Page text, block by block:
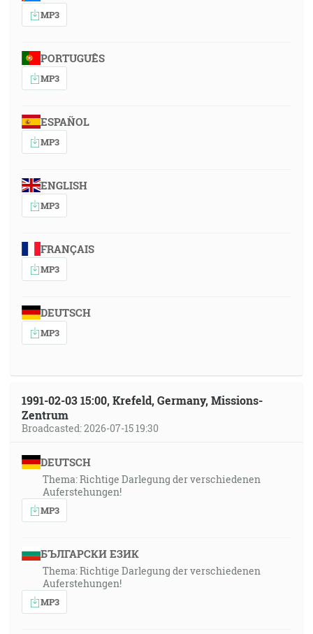
MP3
PORTUGUÊS
MP3
ESPAÑOL
MP3
ENGLISH
MP3
FRANÇAIS
MP3
DEUTSCH
MP3
1991-02-03 15:00, Krefeld, Germany, Missions-
Zentrum
Broadcasted: 2026-07-15 19:30
DEUTSCH
Thema: Richtige Darlegung der verschiedenen
Auferstehungen!
MP3
БЪЛГАРСКИ ЕЗИК
Thema: Richtige Darlegung der verschiedenen
Auferstehungen!
MP3